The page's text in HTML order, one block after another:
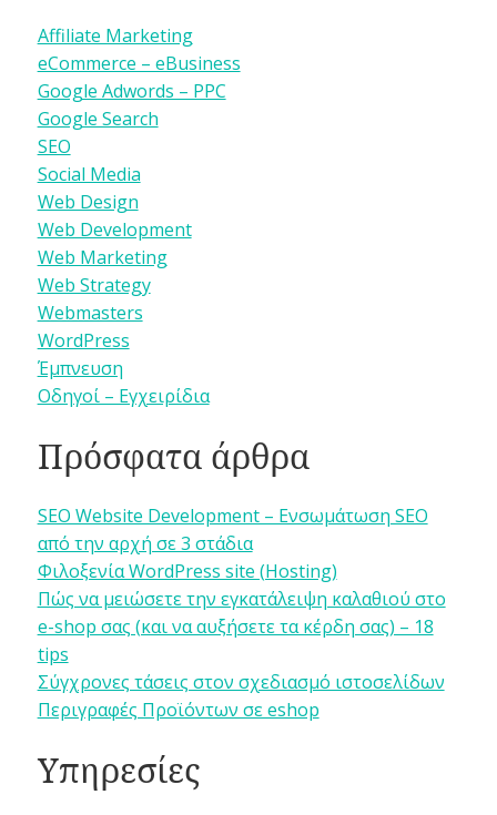
Affiliate Marketing
eCommerce – eBusiness
Google Adwords – PPC
Google Search
SEO
Social Media
Web Design
Web Development
Web Marketing
Web Strategy
Webmasters
WordPress
Έμπνευση
Οδηγοί – Εγχειρίδια
Πρόσφατα άρθρα
SEO Website Development – Ενσωμάτωση SEO
από την αρχή σε 3 στάδια
Φιλοξενία WordPress site (Hosting)
Πώς να μειώσετε την εγκατάλειψη καλαθιού στο
e-shop σας (και να αυξήσετε τα κέρδη σας) – 18
tips
Σύγχρονες τάσεις στον σχεδιασμό ιστοσελίδων
Περιγραφές Προϊόντων σε eshop
Υπηρεσίες